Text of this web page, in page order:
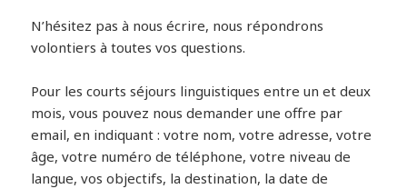
N’hésitez pas à nous écrire, nous répondrons
volontiers à toutes vos questions.
Pour les courts séjours linguistiques entre un et deux
mois, vous pouvez nous demander une offre par
email, en indiquant : votre nom, votre adresse, votre
âge, votre numéro de téléphone, votre niveau de
langue, vos objectifs, la destination, la date de